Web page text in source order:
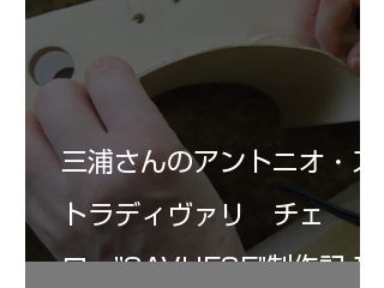
三浦さんのアントニオ・ス
トラディヴァリ チェ
ロ ”SAVUESE"制作記１2